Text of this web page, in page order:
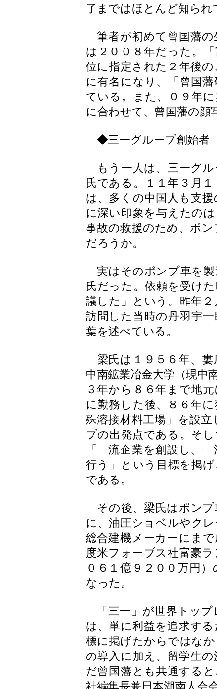
了まではほとんど知ら
筆者が初めて曾国藩の
は２００８年だった。
位に指定された２年後
に有名になり、「曾国
ている。また、０９年
に合わせて、曾国藩の顔
◆三一グループ創始者
もう一人は、三一グル
氏である。１１年３月
は、多くの中国人も支
に深い印象を与えたの
事故の救援のため、ポ
だろうか。
実はそのポンプ車を製
氏だった。依頼を受け
議した」という。昨年
訪問した当時の丹羽宇
葉を述べている。
梁氏は１９５６年、婁
中南鉱業冶金大学（現中
３年から８６年まで地
に勤務した後、８６年
殊溶接材料工場」を設
プの出発点である。そ
「一流企業を創設し、
行う」という目標を掲
である。
その後、梁氏はポンプ
に、油圧ショベルやク
総合建機メーカーにま
度米フォーブス社富豪
０６１億９２００万円
なった。
「三一」が世界トップ
は、単に利益を追求す
標に掲げたからではな
の導入に加え、留学生
だ曾国藩とも共通する
社編集長兼日本湖南人会